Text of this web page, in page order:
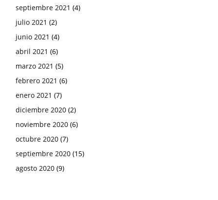
septiembre 2021 (4)
julio 2021 (2)
junio 2021 (4)
abril 2021 (6)
marzo 2021 (5)
febrero 2021 (6)
enero 2021 (7)
diciembre 2020 (2)
noviembre 2020 (6)
octubre 2020 (7)
septiembre 2020 (15)
agosto 2020 (9)